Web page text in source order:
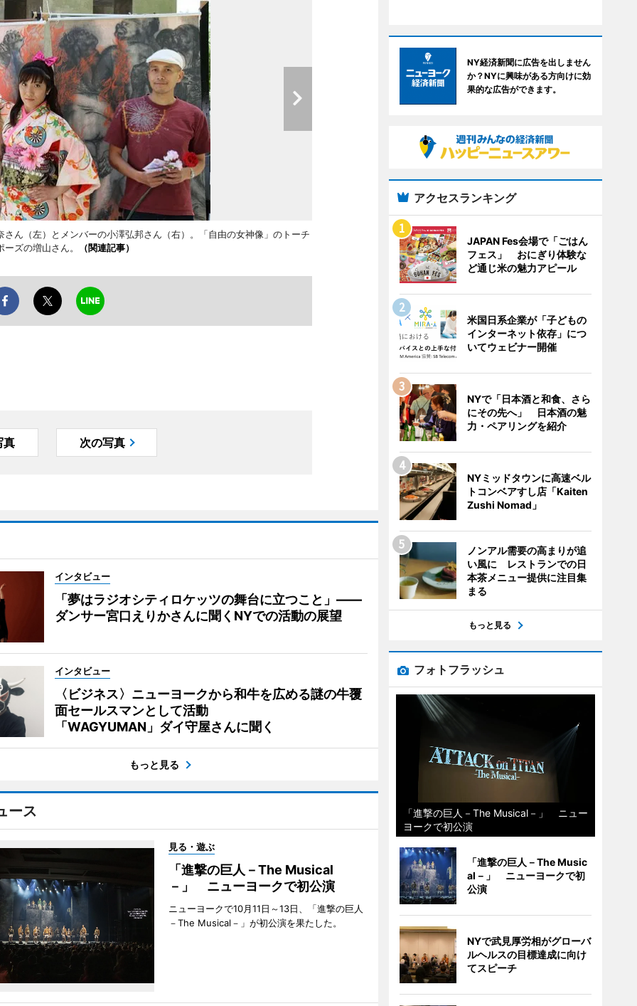
ん（左）とメンバーの小澤弘邦さん（右）。「自由の女神像」のトーチ
ズの増山さん。
（関連記事）
真 次の写真
インタビュー
「夢はラジオシティロケッツの舞台に立つこと」――
ダンサー宮口えりかさんに聞くNYでの活動の展望
インタビュー
〈ビジネス〉ニューヨークから和牛を広める謎の牛覆
面セールスマンとして活動
「WAGYUMAN」ダイ守屋さんに聞く
もっと見る
ース
見る・遊ぶ
「進撃の巨人－The Musical
－」 ニューヨークで初公演
ニューヨークで10月11日～13日、「進撃の巨人
－The Musical－」が初公演を果たした。
NY経済新聞に広告を出しません
か？NYに興味がある方向けに効
果的な広告ができます。
アクセスランキング
JAPAN Fes会場で「ごはん
フェス」 おにぎり体験な
ど通じ米の魅力アピール
米国日系企業が「子どもの
インターネット依存」につ
いてウェビナー開催
NYで「日本酒と和食、さら
にその先へ」 日本酒の魅
力・ペアリングを紹介
NYミッドタウンに高速ベル
トコンベアすし店「Kaiten
Zushi Nomad」
ノンアル需要の高まりが追
い風に レストランでの日
本茶メニュー提供に注目集
まる
もっと見る
フォトフラッシュ
「進撃の巨人－The Musical－」 ニュー
ヨークで初公演
「進撃の巨人－The Music
al－」 ニューヨークで初
公演
NYで武見厚労相がグローバ
ルヘルスの目標達成に向け
てスピーチ